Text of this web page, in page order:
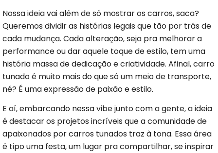
Nossa ideia vai além de só mostrar os carros, saca?
Queremos dividir as histórias legais que tão por trás de
cada mudança. Cada alteração, seja pra melhorar a
performance ou dar aquele toque de estilo, tem uma
história massa de dedicação e criatividade. Afinal, carro
tunado é muito mais do que só um meio de transporte,
né? É uma expressão de paixão e estilo.
E aí, embarcando nessa vibe junto com a gente, a ideia
é destacar os projetos incríveis que a comunidade de
apaixonados por carros tunados traz à tona. Essa área
é tipo uma festa, um lugar pra compartilhar, se inspirar